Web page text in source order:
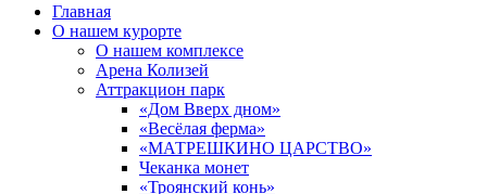
Главная
О нашем курорте
О нашем комплексе
Арена Колизей
Аттракцион парк
«Дом Вверх дном»
«Весёлая ферма»
«МАТРЕШКИНО ЦАРСТВО»
Чеканка монет
«Троянский конь»